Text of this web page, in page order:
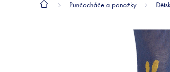
Domů Punčocháče a ponožky